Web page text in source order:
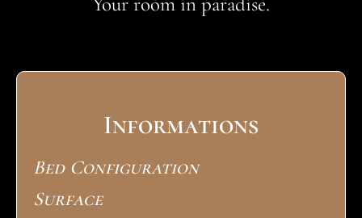
Informations
Bed Configuration
Surface